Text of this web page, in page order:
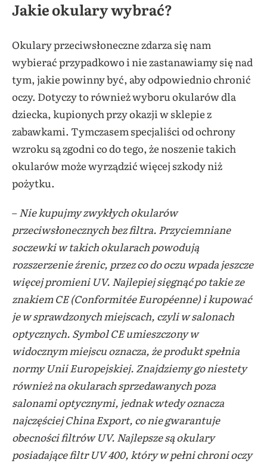
Jakie okulary wybrać?
Okulary przeciwsłoneczne zdarza się nam
wybierać przypadkowo i nie zastanawiamy się nad
tym, jakie powinny być, aby odpowiednio chronić
oczy. Dotyczy to również wyboru okularów dla
dziecka, kupionych przy okazji w sklepie z
zabawkami. Tymczasem specjaliści od ochrony
wzroku są zgodni co do tego, że noszenie takich
okularów może wyrządzić więcej szkody niż
pożytku.
– Nie kupujmy zwykłych okularów
przeciwsłonecznych bez filtra. Przyciemniane
soczewki w takich okularach powodują
rozszerzenie źrenic, przez co do oczu wpada jeszcze
więcej promieni UV. Najlepiej sięgnąć po takie ze
znakiem CE (Conformitée Européenne) i kupować
je w sprawdzonych miejscach, czyli w salonach
optycznych. Symbol CE umieszczony w
widocznym miejscu oznacza, że produkt spełnia
normy Unii Europejskiej. Znajdziemy go niestety
również na okularach sprzedawanych poza
salonami optycznymi, jednak wtedy oznacza
najczęściej China Export, co nie gwarantuje
obecności filtrów UV. Najlepsze są okulary
posiadające filtr UV 400, który w pełni chroni oczy